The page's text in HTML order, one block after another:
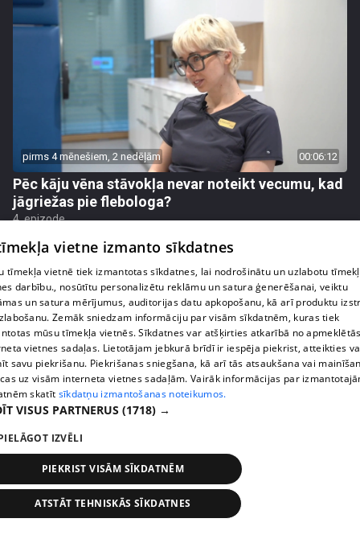
pirms 4 mēnešiem, 2 nedēļām 00:06:12
Pēc kāju vēna stāvokļa nevar noteikt vecumu, kad
jāgriežas pie flebologa?
4. epizode
Ko cilvēki patiesībā meklē energoterapijā pie
Agneses Zeltiņas
4. epizode
vietne izmanto sīkdatnes
tīmekļa vietnē tiek izmantotas sīkdatnes, lai nodrošinātu un uzlabotu
darbību., nosūtītu personalizētu reklāmu un satura ģenerēšanai, veiktu
un satura mērījumus, auditorijas datu apkopošanu, kā arī produktu
Zemāk sniedzam informāciju par visām sīkdatnēm, kuras tiek
mūsu tīmekļa vietnēs. Sīkdatnes var atšķirties atkarībā no
vietnes sadaļas. Lietotājam jebkurā brīdī ir iespēja piekrist, atteikties
savu piekrišanu. Piekrišanas sniegšana, kā arī tās atsaukšana vai
uz visām interneta vietnes sadaļām. Vairāk informācijas par
skatīt sīkdatņu izmantošanas noteikumos.
VISUS PARTNERUS (1718) →
IZVĒLI
PIEKRIST VISĀM SĪKDATNĒM
ATSTĀT TEHNISKĀS SĪKDATNES